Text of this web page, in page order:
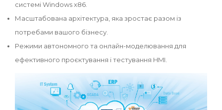
системі Windows x86.
Масштабована архітектура, яка зростає разом із
потребами вашого бізнесу.
Режими автономного та онлайн-моделювання для
ефективного проєктування і тестування HMI.